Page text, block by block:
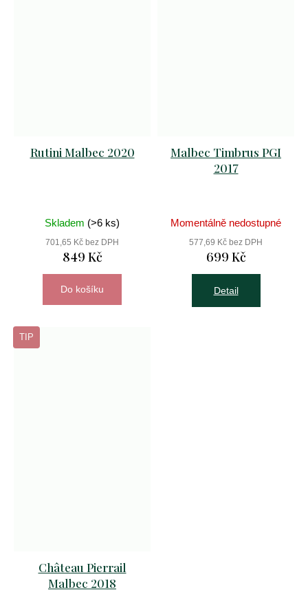
Rutini Malbec 2020
Skladem (>6 ks)
701,65 Kč bez DPH
849 Kč
Do košíku
Malbec Timbrus PGI
2017
Momentálně nedostupné
577,69 Kč bez DPH
699 Kč
Detail
TIP
Château Pierrail
Malbec 2018